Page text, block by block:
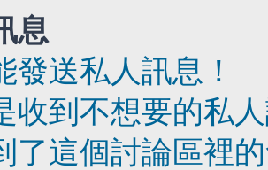
息
發送私人訊息！
收到不想要的私
了這個討論區裡